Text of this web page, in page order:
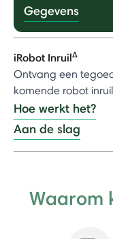
Gegevens
iRobot InruilΔ
Ontvang een
komende robot
Hoe werkt het?
Aan de slag
Waarom